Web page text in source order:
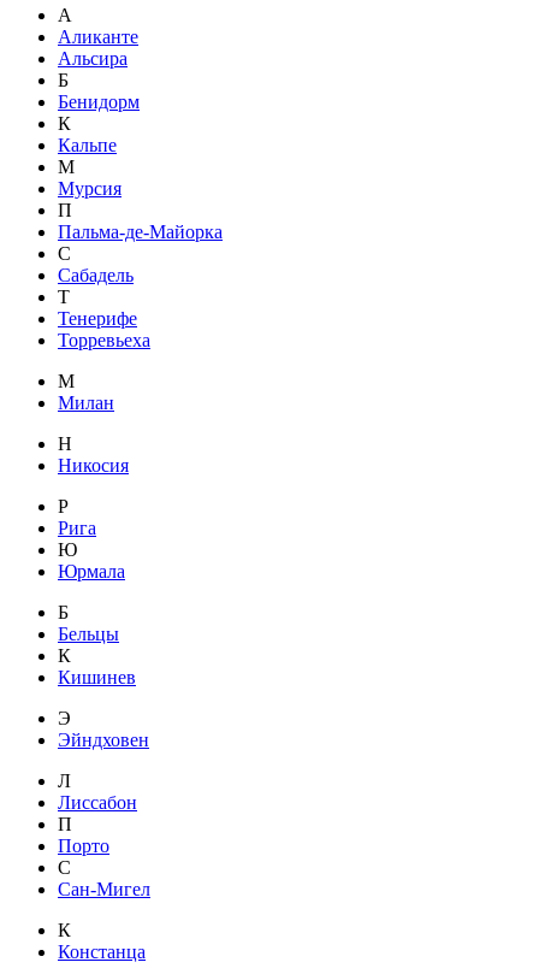
А
Аликанте
Альсира
Б
Бенидорм
К
Кальпе
М
Мурсия
П
Пальма-де-Майорка
С
Сабадель
Т
Тенерифе
Торревьеха
М
Милан
Н
Никосия
Р
Рига
Ю
Юрмала
Б
Бельцы
К
Кишинев
Э
Эйндховен
Л
Лиссабон
П
Порто
С
Сан-Мигел
К
Констанца